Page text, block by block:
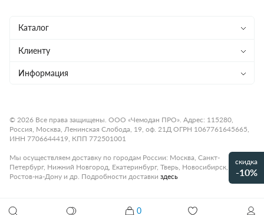
0
Каталог
Чемоданы
Рюкзаки
Аксессуары
Премиум
Акции и распродажи
Клиенту
Магазины
Гарантия и возврат
Карьера
Информация
Программа лояльности
Подарочные карты
Статьи
Контакты
© 2026 Все права защищены. ООО «Чемодан ПРО». Адрес: 115280,
Россия, Москва, Ленинская Слобода, 19, оф. 21Д ОГРН 1067761645665,
ИНН 7706644419, КПП 772501001
Мы осуществляем доставку по городам России: Москва, Санкт-
Петербург, Нижний Новгород, Екатеринбург, Тверь, Новосибирск,
Ростов-на-Дону и др. Подробности доставки здесь
скидка
-10%